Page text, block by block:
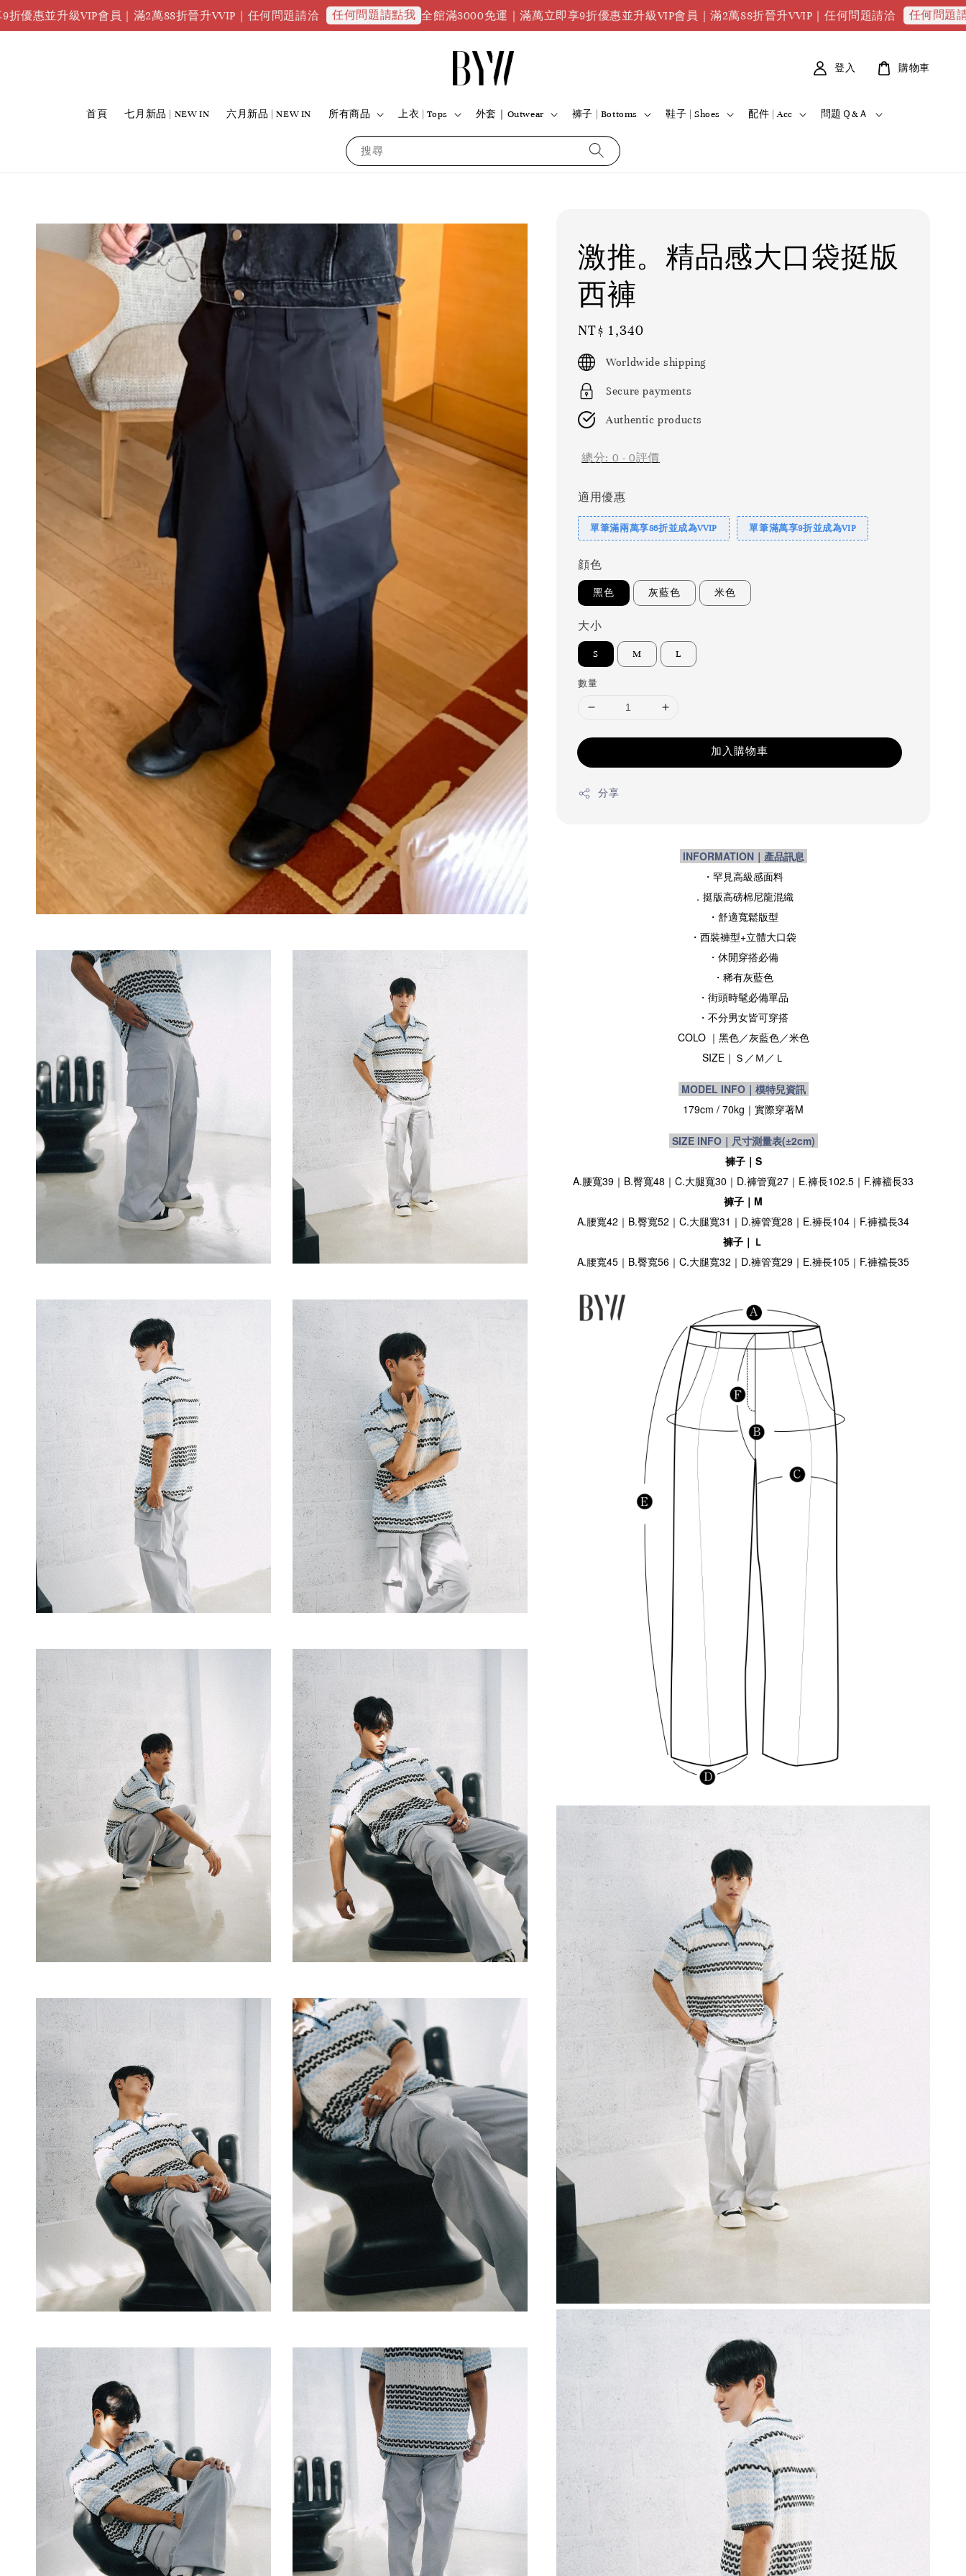
級VIP會員｜滿2萬88折晉升VVIP｜任何問題請洽 任何問題請點我 全館滿3000免運｜滿萬立即享9折優惠並升級VIP會員｜滿2萬88折晉升VVIP｜任何問題請洽 任何問題請點我 全
搜尋
首頁 七月新品 | NEW IN 六月新品 | NEW IN 所有商品 上衣 | Tops 外套｜Outwear 褲子 | Bottoms 鞋子 | Shoes 配件 | Acc 問題Ｑ&Ａ
登入 購物車
激推。精品感大口袋挺版
西褲
Regular
price
NT$ 1,340
Worldwide shipping
Secure payments
Authentic products
總分: 0 -0評價
適用優惠
單筆滿兩萬享86折並成為VVIP 單筆滿萬享9折並成為VIP
顔色
黑色 灰藍色 米色
大小
S M L
數量
加入購物車
分享
INFORMATION｜產品訊息
・罕見高級感面料
．挺版高磅棉尼龍混織
・舒適寬鬆版型
・西裝褲型+立體大口袋
・休閒穿搭必備
・稀有灰藍色
・街頭時髦必備單品
・不分男女皆可穿搭
COLO ｜ 黑色／灰藍色／米色
SIZE｜ Ｓ／Ｍ／Ｌ
MODEL INFO｜模特兒資訊
179cm / 70kg ｜實際穿著M
SIZE INFO｜尺寸測量表(±2cm)
褲子｜S
A.腰寬39｜B.臀寬48｜C.大腿寬30｜D.褲管寬27｜E.褲長102.5｜F.褲襠長33
褲子｜M
A.腰寬42｜B.臀寬52｜C.大腿寬31｜D.褲管寬28｜E.褲長104｜F.褲襠長34
褲子｜Ｌ
A.腰寬45｜B.臀寬56｜C.大腿寬32｜D.褲管寬29｜E.褲長105｜F.褲襠長35